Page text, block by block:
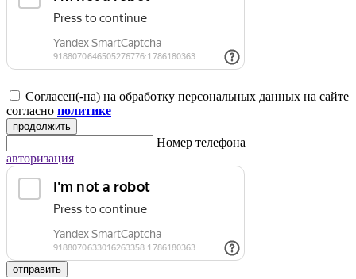
Согласен(-на) на обработку персональных данных на сайте
согласно политике
продолжить
Номер телефона
авторизация
отправить